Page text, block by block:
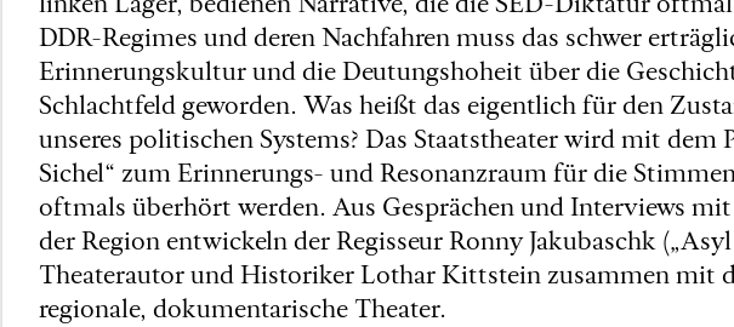
DDR-Regimes und deren Nachfahren muss das schwer
Erinnerungskultur und die Deutungshoheit über die
Schlachtfeld geworden. Was heißt das eigentlich für den
unseres politischen Systems? Das Staatstheater wird mit
Sichel“ zum Erinnerungs- und Resonanzraum für die
oftmals überhört werden. Aus Gesprächen und Interviews
der Region entwickeln der Regisseur Ronny Jakubaschk
Theaterautor und Historiker Lothar Kittstein zusammen mit
regionale, dokumentarische Theater.